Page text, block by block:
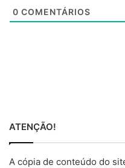
0 COMENTÁRIOS
ATENÇÃO!
A cópia de conteúdo do